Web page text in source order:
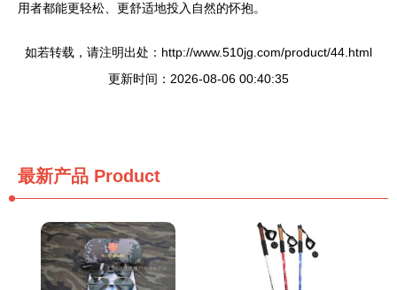
用者都能更轻松、更舒适地投入自然的怀抱。
如若转载，请注明出处：http://www.510jg.com/product/44.html
更新时间：2026-08-06 00:40:35
最新产品 Product